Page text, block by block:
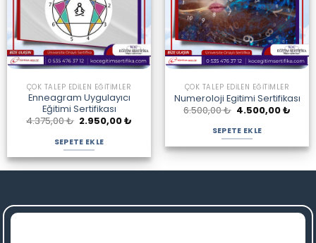
ÇOK TALEP EDILEN EĞITIMLER
Enneagram Uygulayıcı
Eğitimi Sertifikası
4.375,00₺ Orijinal
4.375,00 ₺.
2.950,00₺Şu
2.950,00 ₺.
SEPETE EKLE
ÇOK TALEP EDILEN EĞITIMLER
Numeroloji Egitimi Sertifikası
6.500,00₺ Orijinal
fiyat:
6.500,00 ₺.
4.500,00₺Şu
SEPETE EKLE